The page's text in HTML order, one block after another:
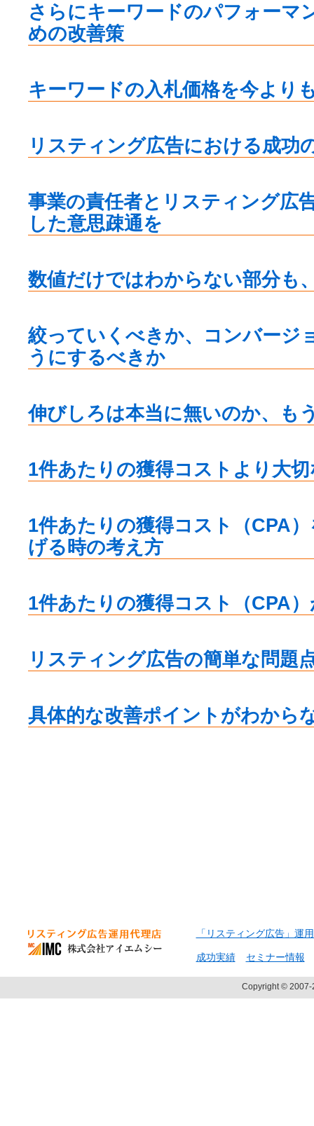
さらにキーワードのパフォーマ
めの改善策
キーワードの入札価格を今より
リスティング広告における成功
事業の責任者とリスティング広
した意思疎通を
数値だけではわからない部分も
絞っていくべきか、コンバージ
うにするべきか
伸びしろは本当に無いのか、も
1件あたりの獲得コストより大
1件あたりの獲得コスト（CPA
げる時の考え方
1件あたりの獲得コスト（CPA
リスティング広告の簡単な問題
具体的な改善ポイントがわから
「リスティング広告」運
成功実績 セミナー情報
Copyright © 2007-